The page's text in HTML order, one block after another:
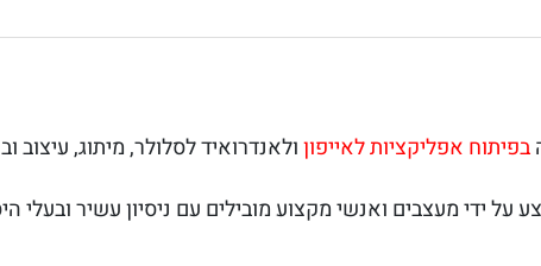
בפיתוח אפליקציות לאייפוןולאנדרואיד לסלולר, מיתוג, עיצוב
על ידי מעצבים ואנשי מקצוע מובילים עם ניסיון עשיר ובעלי